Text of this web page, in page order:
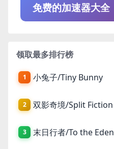
免费的加速器大全
领取最多排行榜
1 小兔子/Tiny Bunny
2
3 末日行者/To the Eden